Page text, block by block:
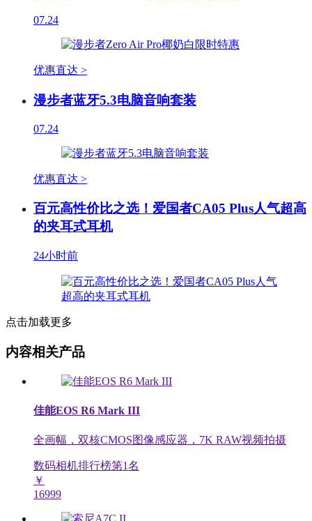
07.24
优惠直达 >
漫步者蓝牙5.3电脑音响套装
07.24
优惠直达 >
百元高性价比之选！爱国者CA05 Plus人气超高
的夹耳式耳机
24小时前
点击加载更多
内容相关产品
佳能EOS R6 Mark III
全画幅，双核CMOS图像感应器，7K RAW视频拍摄
数码相机排行榜第1名
￥
16999